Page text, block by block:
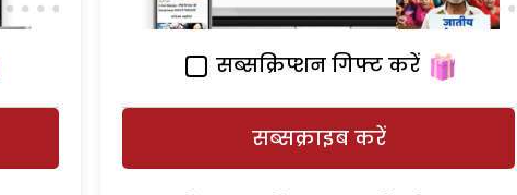
सब्सक्रिप्शन गिफ्ट करें
सब्सक्राइब करें